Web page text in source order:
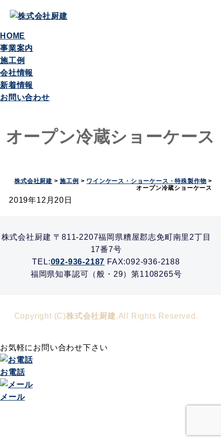
HOME
事業案内
施工例
会社情報
新着情報
お問い合わせ
オープン冷蔵ショーケース
株式会社厨建 >施工例 > ワインケース・ショーケース・特殊製作物 >
オープン冷蔵ショーケース
2019年12月20日
株式会社厨建 〒811-2207福岡県糟屋郡志免町南里2丁目
17番7号
TEL:092-936-2187 FAX:092-936-2188
福岡県知事認可（般・29）第1108265号
Copyright (C)株式会社厨建.All Rights Reserved.
お気軽にお問い合わせ下さい
お電話
メール